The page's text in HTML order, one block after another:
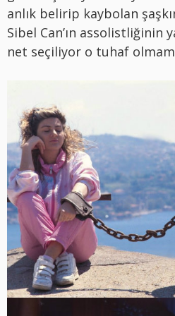
anlık belirip kaybolan
Sibel Can’ın assolistliğinin
net seçiliyor o tuhaf